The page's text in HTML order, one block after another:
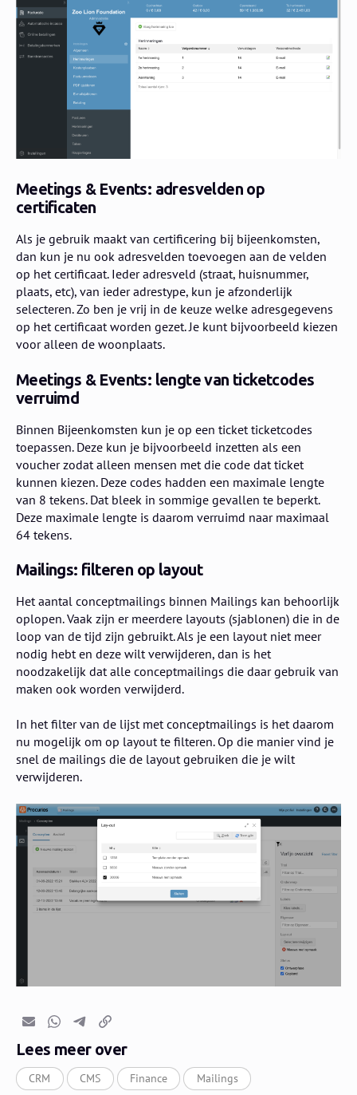
Meetings & Events: adresvelden op
certificaten
Als je gebruik maakt van certificering bij bijeenkomsten,
dan kun je nu ook adresvelden toevoegen aan de velden
op het certificaat. Ieder adresveld (straat, huisnummer,
plaats, etc), van ieder adrestype, kun je afzonderlijk
selecteren. Zo ben je vrij in de keuze welke adresgegevens
op het certificaat worden gezet. Je kunt bijvoorbeeld kiezen
voor alleen de woonplaats.
Meetings & Events: lengte van ticketcodes
verruimd
Binnen Bijeenkomsten kun je op een ticket ticketcodes
toepassen. Deze kun je bijvoorbeeld inzetten als een
voucher zodat alleen mensen met die code dat ticket
kunnen kiezen. Deze codes hadden een maximale lengte
van 8 tekens. Dat bleek in sommige gevallen te beperkt.
Deze maximale lengte is daarom verruimd naar maximaal
64 tekens.
Mailings: filteren op layout
Het aantal conceptmailings binnen Mailings kan behoorlijk
oplopen. Vaak zijn er meerdere layouts (sjablonen) die in de
loop van de tijd zijn gebruikt. Als je een layout niet meer
nodig hebt en deze wilt verwijderen, dan is het
noodzakelijk dat alle conceptmailings die daar gebruik van
maken ook worden verwijderd.
In het filter van de lijst met conceptmailings is het daarom
nu mogelijk om op layout te filteren. Op die manier vind je
snel de mailings die de layout gebruiken die je wilt
verwijderen.
E-mailWhatsapp
TelegramKopieer link
Lees meer over
CRM CMS Finance Mailings